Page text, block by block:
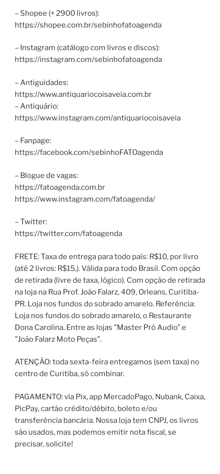
– Shopee (+ 2900 livros):
https://shopee.com.br/sebinhofatoagenda
– Instagram (catálogo com livros e discos):
https://instagram.com/sebinhofatoagenda
– Antiguidades:
https://www.antiquariocoisaveia.com.br
– Antiquário:
https://www.instagram.com/antiquariocoisaveia
– Fanpage:
https://facebook.com/sebinhoFATOagenda
– Blogue de vagas:
https://fatoagenda.com.br
https://www.instagram.com/fatoagenda/
– Twitter:
https://twitter.com/fatoagenda
FRETE: Taxa de entrega para todo país: R$10, por livro
(até 2 livros: R$15,). Válida para todo Brasil. Com opção
de retirada (livre de taxa, lógico). Com opção de retirada
na loja na Rua Prof. João Falarz, 409, Orleans, Curitiba-
PR. Loja nos fundos do sobrado amarelo. Referência:
Loja nos fundos do sobrado amarelo, o Restaurante
Dona Carolina. Entre as lojas "Master Pró Audio" e
"João Falarz Moto Peças".
ATENÇÃO: toda sexta-feira entregamos (sem taxa) no
centro de Curitiba, só combinar.
PAGAMENTO: via Pix, app MercadoPago, Nubank, Caixa,
PicPay, cartão crédito/débito, boleto e/ou
transferência bancária. Nossa loja tem CNPJ, os livros
são usados, mas podemos emitir nota fiscal, se
precisar, solicite!